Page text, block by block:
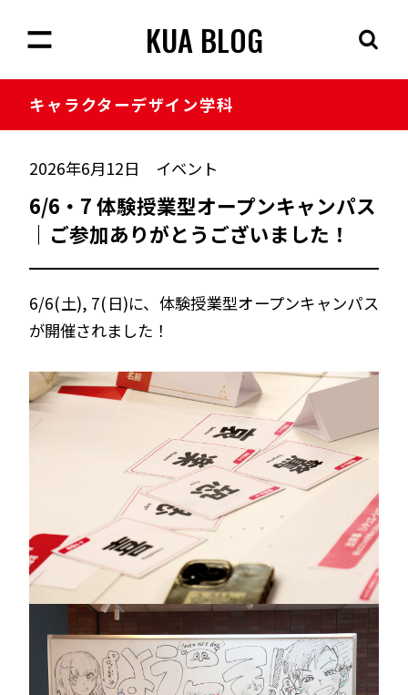
KUA BLOG
キャラクターデザイン学科
2026年6月12日 イベント
6/6・7 体験授業型オープンキャンパス
｜ご参加ありがとうございました！
6/6(土), 7(日)に、体験授業型オープンキャンパス
が開催されました！